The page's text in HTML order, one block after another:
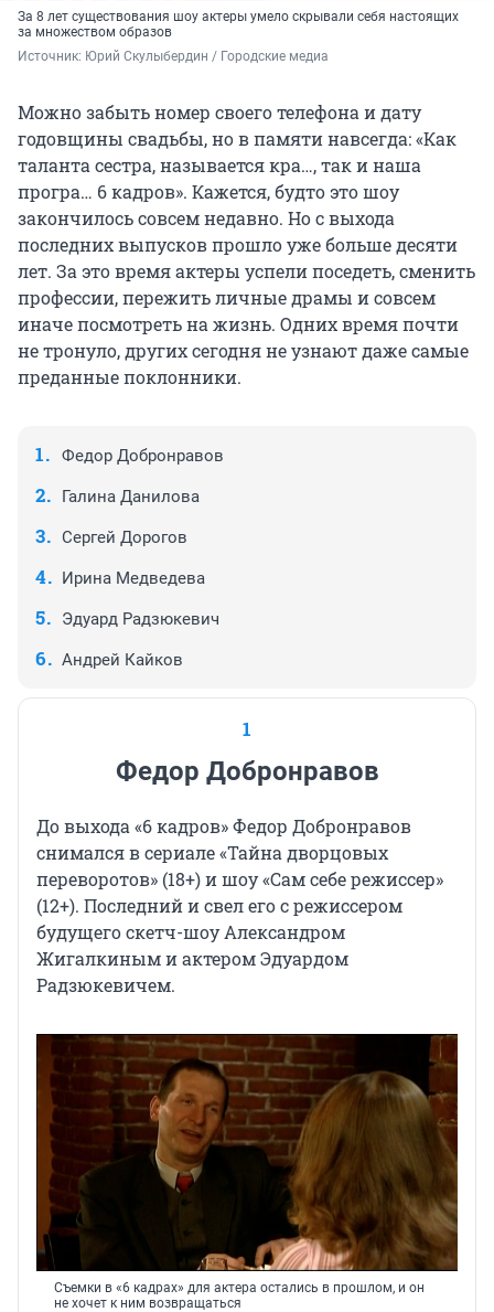
За 8 лет существования шоу актеры умело скрывали себя настоящих
за множеством образов
Источник: Юрий Скулыбердин / Городские медиа
Можно забыть номер своего телефона и дату
годовщины свадьбы, но в памяти навсегда: «Как
таланта сестра, называется кра…, так и наша
програ… 6 кадров». Кажется, будто это шоу
закончилось совсем недавно. Но с выхода
последних выпусков прошло уже больше десяти
лет. За это время актеры успели поседеть, сменить
профессии, пережить личные драмы и совсем
иначе посмотреть на жизнь. Одних время почти
не тронуло, других сегодня не узнают даже самые
преданные поклонники.
Федор Добронравов
Галина Данилова
Сергей Дорогов
Ирина Медведева
Эдуард Радзюкевич
Андрей Кайков
1
Федор Добронравов
До выхода «6 кадров» Федор Добронравов
снимался в сериале «Тайна дворцовых
переворотов» (18+) и шоу «Сам себе режиссер»
(12+). Последний и свел его с режиссером
будущего скетч-шоу Александром
Жигалкиным и актером Эдуардом
Радзюкевичем.
Съемки в «6 кадрах» для актера остались в прошлом, и он
не хочет к ним возвращаться